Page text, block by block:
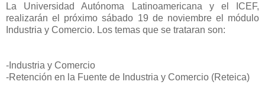
La Universidad Autónoma Latinoamericana y el ICEF,
realizarán el próximo sábado 19 de noviembre el módulo
Industria y Comercio. Los temas que se trataran son:
-Industria y Comercio
-Retención en la Fuente de Industria y Comercio (Reteica)